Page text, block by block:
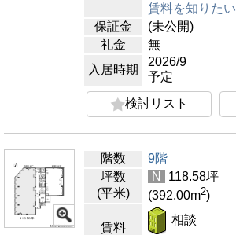
賃料を知りたい
保証金
(未公開)
礼金
無
入居時期
2026/9
予定
検討リスト
階数
9階
坪数
(平米)
N 118.58坪
(392.00m2)
賃料
相談